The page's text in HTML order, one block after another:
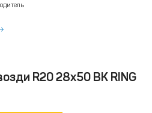
R20 28x50 BK RING